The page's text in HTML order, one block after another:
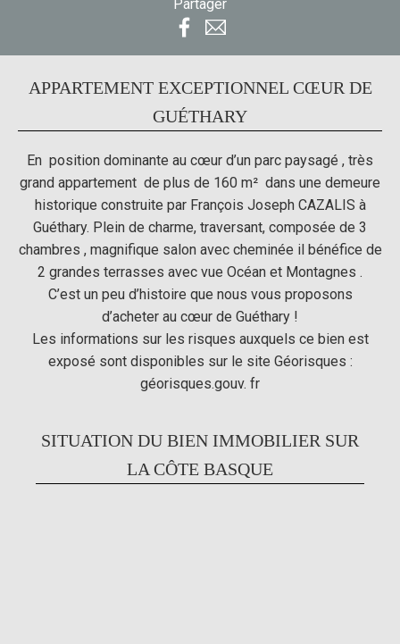
APPARTEMENT EXCEPTIONNEL CŒUR DE
GUÉTHARY
En position dominante au cœur d’un parc paysagé , très
grand appartement de plus de 160 m² dans une demeure
historique construite par François Joseph CAZALIS à
Guéthary. Plein de charme, traversant, composée de 3
chambres , magnifique salon avec cheminée il bénéfice de
2 grandes terrasses avec vue Océan et Montagnes .
C’est un peu d’histoire que nous vous proposons
d’acheter au cœur de Guéthary !
Les informations sur les risques auxquels ce bien est
exposé sont disponibles sur le site Géorisques :
géorisques.gouv. fr
SITUATION DU BIEN IMMOBILIER SUR
LA CÔTE BASQUE
Partager